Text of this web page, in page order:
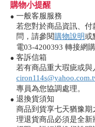
購物小提醒
● 一般客服服務
若您對於商品資訊、
問，請參閱購物說明或
電03-4200393 轉接網購
● 客訴信箱
若有商品重大瑕疵或
專員為您協調處理。
● 退換貨須知
商品到貨享七天猶豫期
理退貨商品必須是全